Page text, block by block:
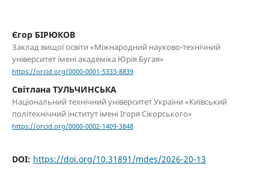
Єгор БІРЮКОВ
Заклад вищої освіти «Міжнародний науково-технічний
університет імені академіка Юрія Бугая»
https://orcid.org/0000-0001-5333-8839
Світлана ТУЛЬЧИНСЬКА
Національний технічний університет України «Київський
політехнічний інститут імені Ігоря Сікорського»
https://orcid.org/0000-0002-1409-3848
DOI: https://doi.org/10.31891/mdes/2026-20-13